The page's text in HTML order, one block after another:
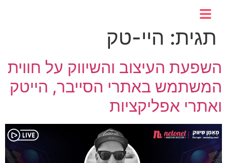
תגית: היי-טק
השפעת העיצוב והשיווק על חווית
המשתמש באתרי הסייבר, הייטק
ואתרי אפליקציות